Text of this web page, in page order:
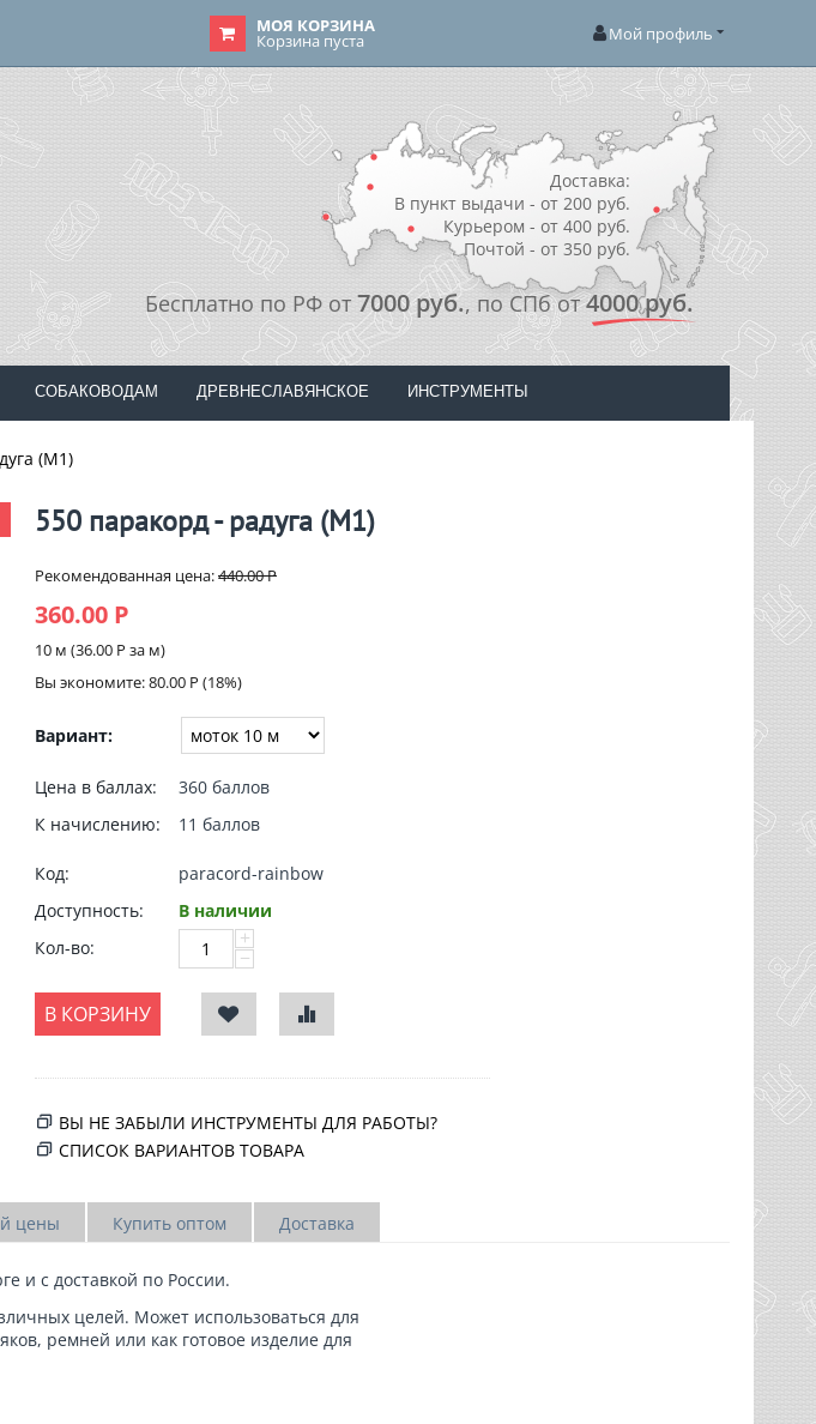
МОЯ КОРЗИНА
Корзина пуста Мой профиль
Доставка:
В пункт выдачи - от 200 руб.
Курьером - от 400 руб.
Почтой - от 350 руб.
Бесплатно по РФ от 7000 руб., по СПб от4000 руб.
СОБАКОВОДАМ ДРЕВНЕСЛАВЯНСКОЕ ИНСТРУМЕНТЫ
(М1)
550 паракорд - радуга (М1)
Рекомендованная цена:440.00Р
360.00 Р
10 м (36.00 Р за м)
Вы экономите:80.00 Р (18%)
Вариант:
Цена в баллах:
360 баллов
К начислению:
11 баллов
Код:
paracord-rainbow
Доступность:
В наличии
Кол-во:
+
−
В КОРЗИНУ
ВЫ НЕ ЗАБЫЛИ ИНСТРУМЕНТЫ ДЛЯ РАБОТЫ?
СПИСОК ВАРИАНТОВ ТОВАРА
цены Купить оптом Доставка
и с доставкой по России.
целей. Может использоваться для
ремней или как готовое изделие для